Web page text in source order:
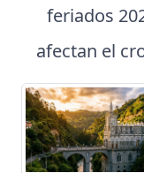
feriados
afectan el